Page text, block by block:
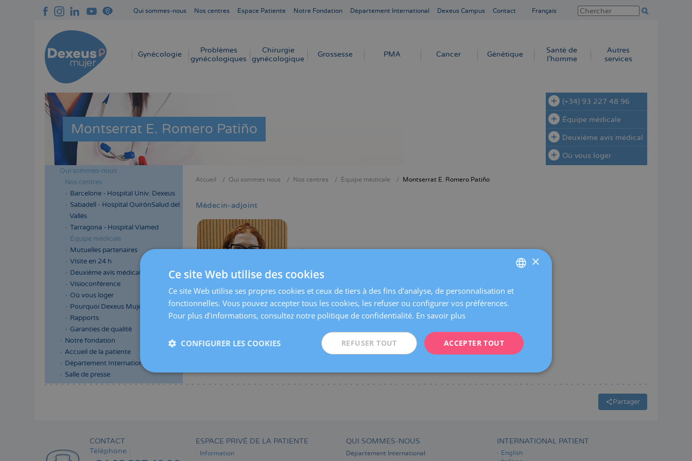
Qui sommes-nous Nos centres Espace Patiente Notre Fondation Département International Dexeus Campus Contact Français
Navegación
Gynécologie
Problèmes
gynécologiques
Chirurgie
gynécologique
Grossesse PMA Cancer Génétique
Santé de
l’homme
Autres
services
Montserrat E. Romero Patiño
(+34) 93 227 48 96
Équipe médicale
Deuxième avis médical
Où vous loger
Menú
lateral
cabecera
Qui sommes-nous
Nos centres
Barcelone - Hospital Univ. Dexeus
Sabadell - Hospital QuirónSalud del
Vallés
Tarragona - Hospital Viamed
Équipe médicale
Mutuelles partenaires
Visite en 24 h
Deuxième avis médical
Visioconférence
Où vous loger
Pourquoi Dexeus Mujer
Rapports
Garanties de qualité
Notre fondation
Accueil de la patiente
Département International
Salle de presse
d'Ariane
Accueil Qui sommes nous Nos centres Équipe médicale Montserrat E. Romero Patiño
Médecin-adjoint
Centres: Tarragone
Langues:
Gynécologie Générale
Partager
CONTACT
Téléphone :
ESPACE PRIVÉ DE LA PATIENTE
Information
QUI SOMMES-NOUS
Département International
INTERNATIONAL PATIENT
English
SPANISH
CATALÀ
FRENCH
×
Ce site Web utilise des cookies
Ce site Web utilise ses propres cookies et ceux de tiers à des fins d'analyse, de personnalisation et
fonctionnelles. Vous pouvez accepter tous les cookies, les refuser ou configurer vos préférences.
Pour plus d'informations, consultez notre politique de confidentialité. En savoir plus
ACCEPTER TOUT
REFUSER TOUT
CONFIGURER LES COOKIES